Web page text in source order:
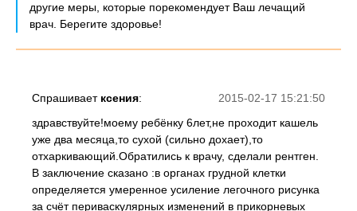
другие меры, которые порекомендует Ваш лечащий
врач. Берегите здоровье!
2015-02-17 15:21:50
Спрашивает ксения:
здравствуйте!моему ребёнку 6лет,не проходит кашель
уже два месяца,то сухой (сильно дохает),то
отхаркивающий.Обратились к врачу, сделали рентген.
В заключение сказано :в органах грудной клетки
определяется умеренное усиление легочного рисунка
за счёт периваскулярных изменений в прикорневых